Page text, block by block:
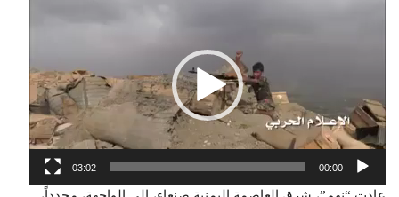
00:00
03:02